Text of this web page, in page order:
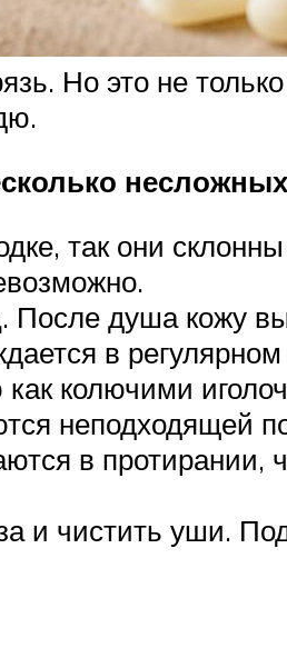
Но это не
так они
После душа кожу
в
колючими
неподходящей
в протирании,
и чистить уши.